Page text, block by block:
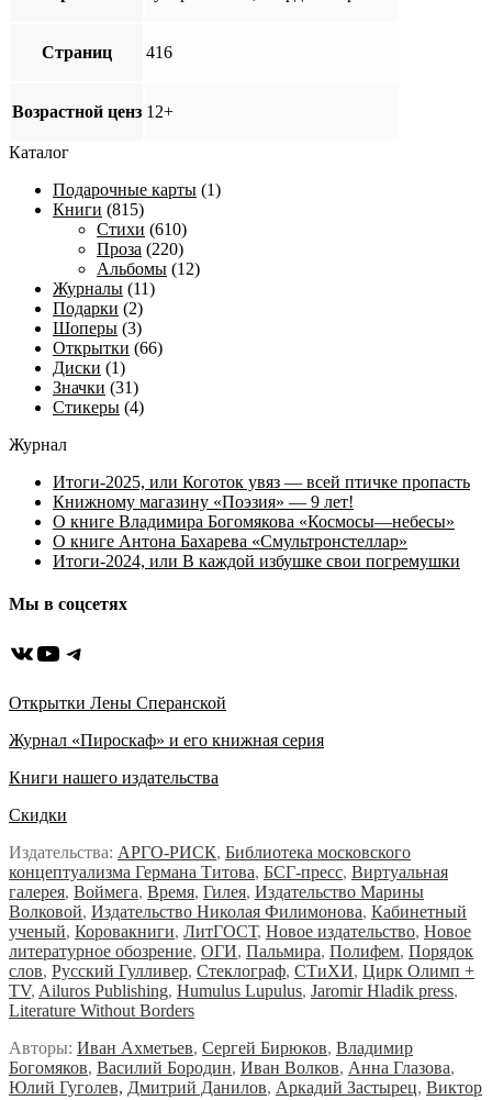
Страниц 416
Возрастной ценз 12+
Каталог
Подарочные карты (1)
Книги (815)
Стихи (610)
Проза (220)
Альбомы (12)
Журналы (11)
Подарки (2)
Шоперы (3)
Открытки (66)
Диски (1)
Значки (31)
Стикеры (4)
Журнал
Итоги-2025, или Коготок увяз — всей птичке пропасть
Книжному магазину «Поэзия» — 9 лет!
О книге Владимира Богомякова «Космосы—небесы»
О книге Антона Бахарева «Смультронстеллар»
Итоги-2024, или В каждой избушке свои погремушки
Мы в соцсетях
ВКонтакте
YouTube
Telegram
Открытки Лены Сперанской
Журнал «Пироскаф» и его книжная серия
Книги нашего издательства
Скидки
Издательства: АРГО-РИСК, Библиотека московского
концептуализма Германа Титова, БСГ-пресс, Виртуальная
галерея, Воймега, Время, Гилея, Издательство Марины
Волковой, Издательство Николая Филимонова, Кабинетный
ученый, Коровакниги, ЛитГОСТ, Новое издательство, Новое
литературное обозрение, ОГИ, Пальмира, Полифем, Порядок
слов, Русский Гулливер, Стеклограф, СТиХИ, Цирк Олимп +
TV, Ailuros Publishing, Humulus Lupulus, Jaromir Hladik press,
Literature Without Borders
Авторы: Иван Ахметьев, Сергей Бирюков, Владимир
Богомяков, Василий Бородин, Иван Волков, Анна Глазова,
Юлий Гуголев, Дмитрий Данилов, Аркадий Застырец, Виктор